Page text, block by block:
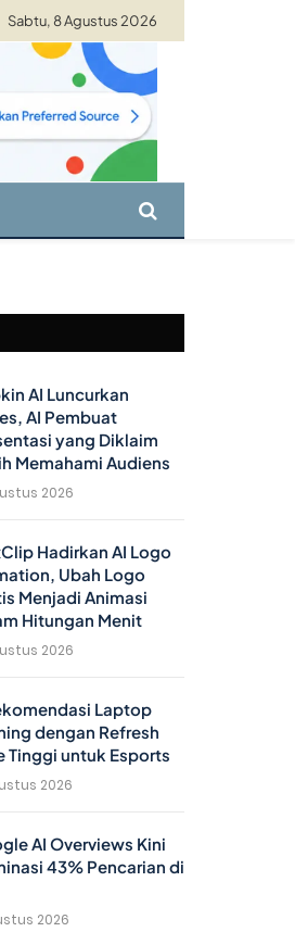
Sabtu, 8 Agustus 2026
AI Luncurkan
AI Pembuat
yang Diklaim
Memahami Audiens
2026
Hadirkan AI Logo
Ubah Logo
Menjadi Animasi
Hitungan Menit
2026
Laptop
dengan Refresh
Tinggi untuk Esports
2026
AI Overviews Kini
43% Pencarian di
2026